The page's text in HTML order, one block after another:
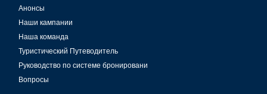
Анонсы
Наши кампании
Наша команда
Туристический Путеводитель
Руководство по системе бронировани
Вопросы